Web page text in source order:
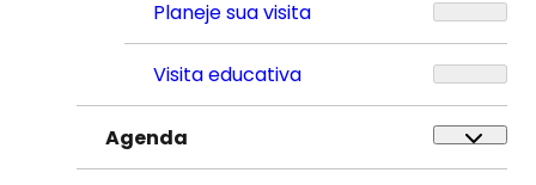
Planeje sua visita
Visita educativa
Agenda